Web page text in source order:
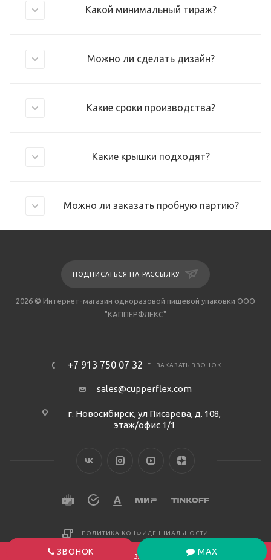
ЗВОНОК MAX
ПОД ЗАКАЗ
Какой минимальный тираж?
Можно ли сделать дизайн?
Какие сроки производства?
Какие крышки подходят?
Можно ли заказать пробную партию?
ПОДПИСАТЬСЯ НА РАССЫЛКУ
2026 © Интернет-магазин одноразовой пищевой упаковки ООО
"КАППЕРФЛЕКС"
+7 913 750 07 32 ЗАКАЗАТЬ ЗВОНОК
sales@cupperflex.com
г. Новосибирск, ул Писарева, д. 108,
этаж/офис 1/1
ПОЛИТИКА КОНФИДЕНЦИАЛЬНОСТИ